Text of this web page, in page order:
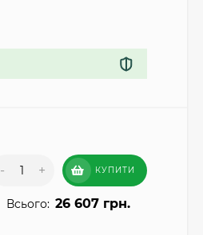
- + КУПИТИ
Всього: 26 607 грн.